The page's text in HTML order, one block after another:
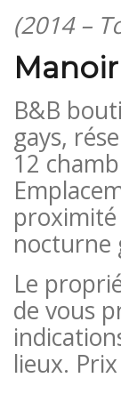
(2014 –
Manoir
B&B
gays,
12
nocturne
Le
de vous
lieux.